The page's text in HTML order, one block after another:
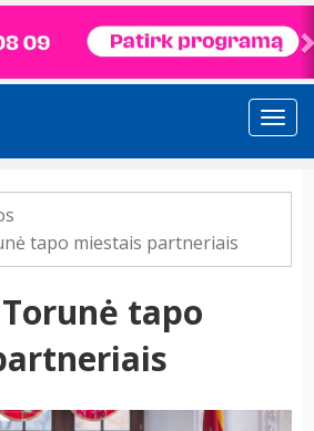
tapo miestais partneriais
tapo